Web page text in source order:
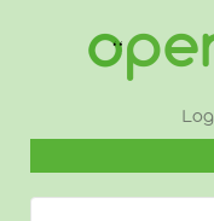
CONTENUTO